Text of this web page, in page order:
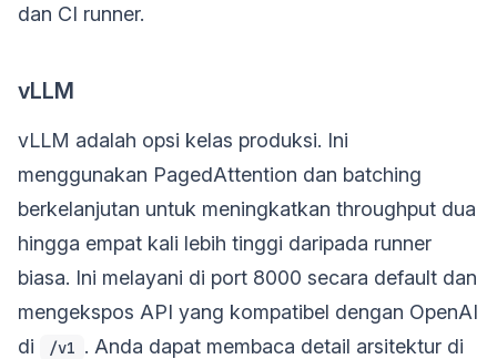
dan CI runner.
vLLM
vLLM adalah opsi kelas produksi. Ini
menggunakan PagedAttention dan batching
berkelanjutan untuk meningkatkan throughput dua
hingga empat kali lebih tinggi daripada runner
biasa. Ini melayani di port 8000 secara default dan
mengekspos API yang kompatibel dengan OpenAI
di
/v1 . Anda dapat membaca detail arsitektur di